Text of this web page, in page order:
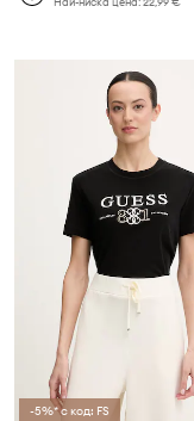
-5%* с код: FS